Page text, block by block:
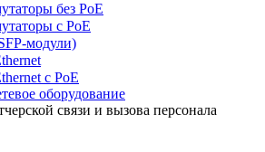
без РоЕ
с РоЕ
модули)
с PoE
оборудование
связи и вызова персонала